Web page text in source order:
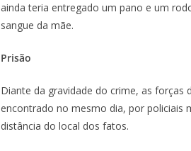
ainda teria entregado um pano e um
sangue da mãe.
Prisão
Diante da gravidade do crime, as forças
encontrado no mesmo dia, por policiais
distância do local dos fatos.